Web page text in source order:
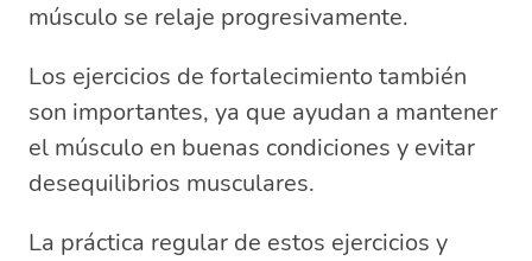
músculo se relaje progresivamente.
Los ejercicios de fortalecimiento también
son importantes, ya que ayudan a mantener
el músculo en buenas condiciones y evitar
desequilibrios musculares.
La práctica regular de estos ejercicios y